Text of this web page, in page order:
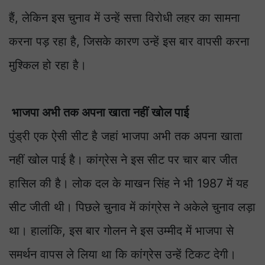
हैं, लेकिन इस चुनाव में उन्हें सत्ता विरोधी लहर का सामना
करना पड़ रहा है, जिसके कारण उन्हें इस बार वापसी करना
मुश्किल हो रहा है।
भाजपा अभी तक अपना खाता नहीं खोल पाई
पुंड्री एक ऐसी सीट है जहां भाजपा अभी तक अपना खाता
नहीं खोल पाई है। कांग्रेस ने इस सीट पर चार बार जीत
हासिल की है। लोक दल के माखन सिंह ने भी 1987 में यह
सीट जीती थी। पिछले चुनाव में कांग्रेस ने अकेले चुनाव लड़ा
था। हालांकि, इस बार गोलन ने इस उम्मीद में भाजपा से
समर्थन वापस ले लिया था कि कांग्रेस उन्हें टिकट देगी।